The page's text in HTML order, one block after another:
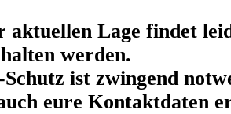
Lage findet
werden.
ist zwingend
eure Kontaktdaten